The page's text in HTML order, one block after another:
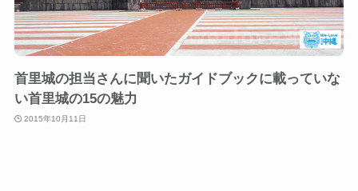
首里城の担当さんに聞いたガイドブックに載っていな
い首里城の15の魅力
2015年10月11日